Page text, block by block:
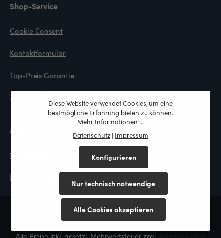
Shop-Service
Cookie Consent
Kontaktformular
Top-Preis Garantie
Zahlung & Versand
Materialien
Stoffmuster
Berliner Messinglampen Lexikon
Alle Preise inkl. gesetzl. Mehrwertsteuer zzgl.
Diese Website verwendet Cookies, um eine
bestmögliche Erfahrung bieten zu können.
Mehr Informationen ...
Datenschutz | Impressum
Nur technisch notwendige
Konfigurieren
Alle Cookies akzeptieren